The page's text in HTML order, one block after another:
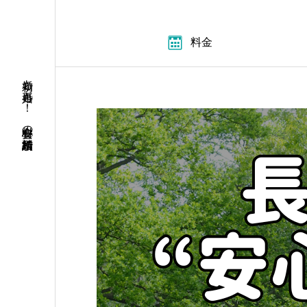
初婚も再婚も！ 安心料金の結婚相談所
料金